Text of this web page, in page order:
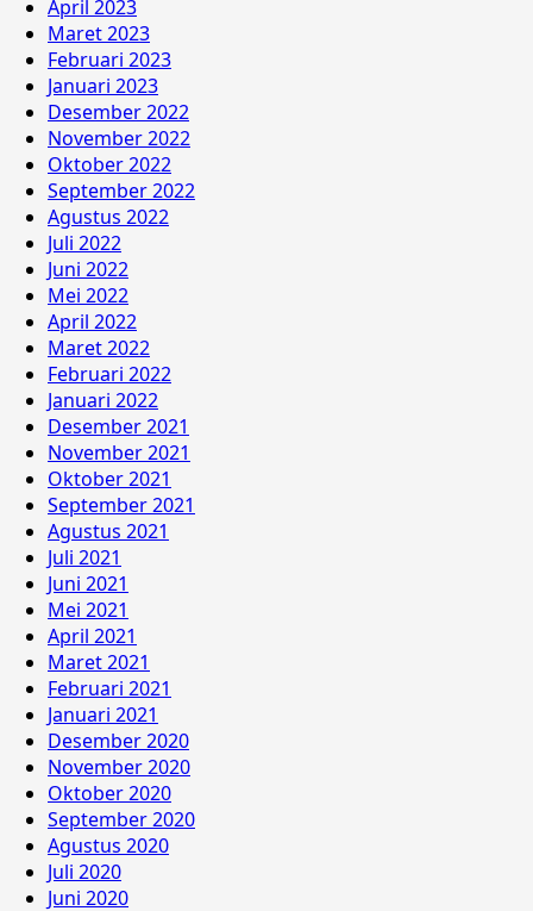
April 2023
Maret 2023
Februari 2023
Januari 2023
Desember 2022
November 2022
Oktober 2022
September 2022
Agustus 2022
Juli 2022
Juni 2022
Mei 2022
April 2022
Maret 2022
Februari 2022
Januari 2022
Desember 2021
November 2021
Oktober 2021
September 2021
Agustus 2021
Juli 2021
Juni 2021
Mei 2021
April 2021
Maret 2021
Februari 2021
Januari 2021
Desember 2020
November 2020
Oktober 2020
September 2020
Agustus 2020
Juli 2020
Juni 2020